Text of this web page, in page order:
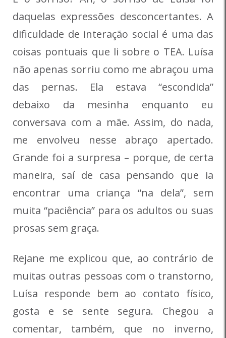
daquelas expressões desconcertantes. A
dificuldade de interação social é uma das
coisas pontuais que li sobre o TEA. Luísa
não apenas sorriu como me abraçou uma
das pernas. Ela estava “escondida”
debaixo da mesinha enquanto eu
conversava com a mãe. Assim, do nada,
me envolveu nesse abraço apertado.
Grande foi a surpresa – porque, de certa
maneira, saí de casa pensando que ia
encontrar uma criança “na dela”, sem
muita “paciência” para os adultos ou suas
prosas sem graça.
Rejane me explicou que, ao contrário de
muitas outras pessoas com o transtorno,
Luísa responde bem ao contato físico,
gosta e se sente segura. Chegou a
comentar, também, que no inverno,